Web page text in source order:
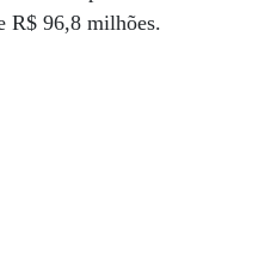
R$ 96,8 milhões.